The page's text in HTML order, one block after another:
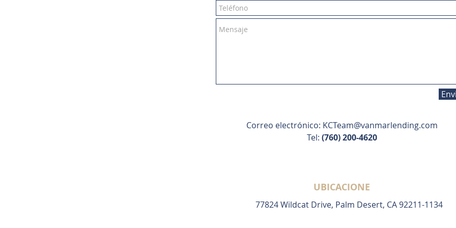
Correo electrónico: KCTeam@vanmarlending.com
Tel: (760) 200-4620
UBICACIONE
77824 Wildcat Drive, Palm Desert, CA 92211-1134